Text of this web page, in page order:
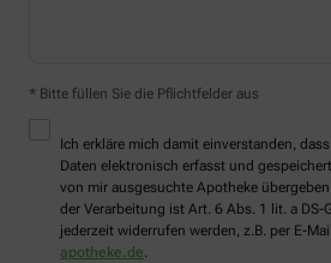
* Bitte füllen Sie die Pflichtfelder aus
Ich erkläre mich damit einverstanden,
Daten elektronisch erfasst und
von mir ausgesuchte Apotheke
der Verarbeitung ist Art. 6 Abs. 1 lit. a DS-
jederzeit widerrufen werden, z.B. per E-
apotheke.de.